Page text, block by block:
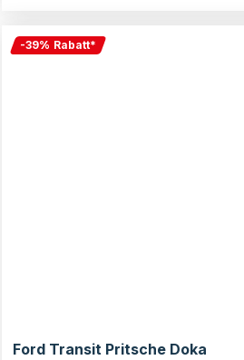
-39% Rabatt*
Ford Transit Pritsche Doka